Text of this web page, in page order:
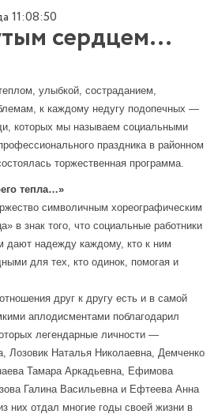
11:08:50
сердцем…
улыбкой, состраданием,
к каждому недугу подопечных —
которых мы называем социальными
праздника в районном
торжественная программа.
тепла…»
символичным хореографическим
в знак того, что социальные работники
дают надежду каждому, кто к ним
для тех, кто одинок, помогая и
друг к другу есть и в самой
аплодисментами поблагодарил
легендарные личности —
Лозовик Наталья Николаевна, Демченко
Тамара Аркадьевна, Ефимова
Галина Васильевна и Ефтеева Анна
них отдал многие годы своей жизни в